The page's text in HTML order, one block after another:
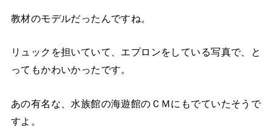
教材のモデルだったんですね。
リュックを担いていて、エプロンをしている写真で、と
ってもかわいかったです。
あの有名な、水族館の海遊館のＣＭにもでていたそうで
すよ。